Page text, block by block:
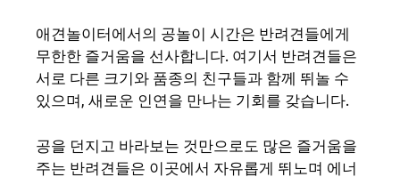
애견놀이터에서의 공놀이 시간은 반려견들에게
무한한 즐거움을 선사합니다. 여기서 반려견들은
서로 다른 크기와 품종의 친구들과 함께 뛰놀 수
있으며, 새로운 인연을 만나는 기회를 갖습니다.
공을 던지고 바라보는 것만으로도 많은 즐거움을
주는 반려견들은 이곳에서 자유롭게 뛰노며 에너